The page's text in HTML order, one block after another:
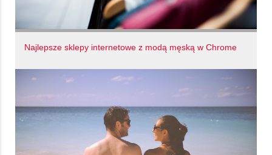
Najlepsze sklepy internetowe z modą męską w Chrome